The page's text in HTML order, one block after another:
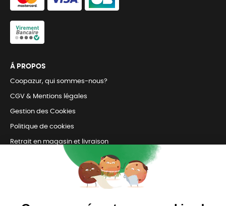
Á PROPOS
Coopazur, qui sommes-nous?
CGV & Mentions légales
Gestion des Cookies
Politique de cookies
Retrait en magasin et livraison